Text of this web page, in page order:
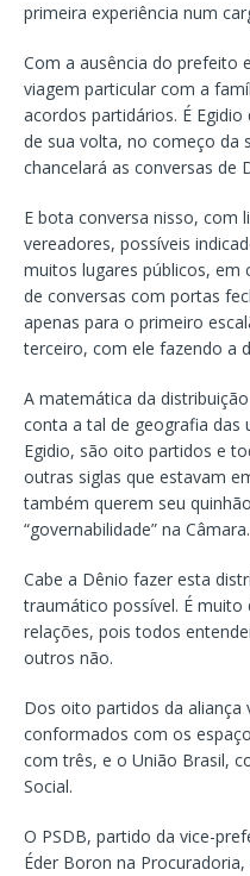
primeira experiência num
Com a ausência do prefeito
viagem particular com a
acordos partidários. É
de sua volta, no começo da
chancelará as conversas de
E bota conversa nisso, com
vereadores, possíveis
muitos lugares públicos, em
de conversas com portas
apenas para o primeiro
terceiro, com ele fazendo a
A matemática da
conta a tal de geografia das
Egidio, são oito partidos e
outras siglas que estavam
também querem seu
“governabilidade” na Câmara.
Cabe a Dênio fazer esta
traumático possível. É muito
relações, pois todos
outros não.
Dos oito partidos da aliança
conformados com os
com três, e o União Brasil,
Social.
O PSDB, partido da vice-
Éder Boron na